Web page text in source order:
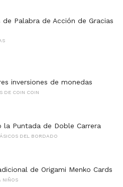
de Palabra de Acción de Gracias
inversiones de monedas
DE COIN COIN
la Puntada de Doble Carrera
DEL BORDADO
de Origami Menko Cards
NIÑOS